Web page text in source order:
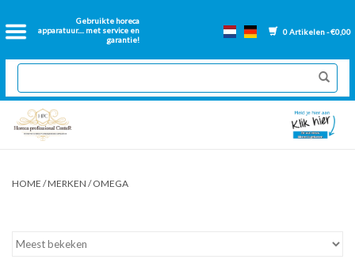
Gebruikte horeca
apparatuur.... met service en
garantie!
0 Artikelen - €0,00
Home
2dehands Horeca
Nieuwe apparatuur
Onderdelen bakwanden
HOME /MERKEN /OMEGA